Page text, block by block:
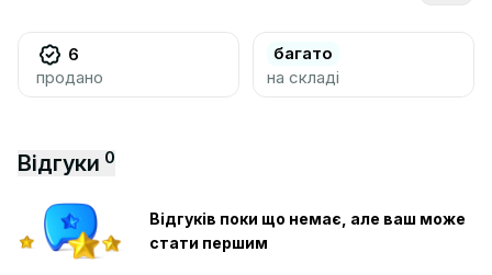
6
продано
багато
на складі
Відгуки 0
Відгуків поки що немає, але ваш може
стати першим